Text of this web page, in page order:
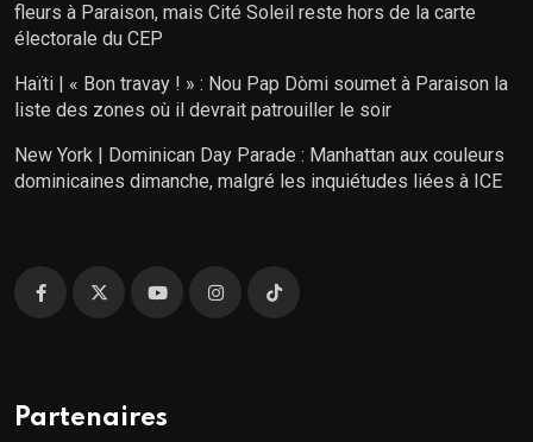
fleurs à Paraison, mais Cité Soleil reste hors de la carte
électorale du CEP
Haïti | « Bon travay ! » : Nou Pap Dòmi soumet à Paraison la
liste des zones où il devrait patrouiller le soir
New York | Dominican Day Parade : Manhattan aux couleurs
dominicaines dimanche, malgré les inquiétudes liées à ICE
Partenaires